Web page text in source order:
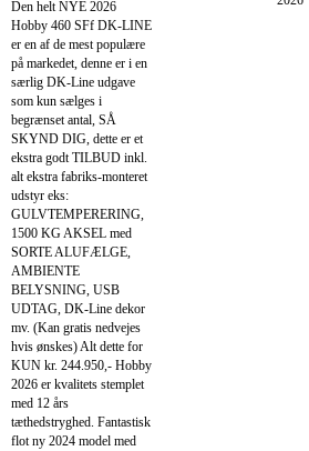
Den helt NYE 2026
Hobby 460 SFf DK-LINE
er en af de mest populære
på markedet, denne er i en
særlig DK-Line udgave
som kun sælges i
begrænset antal, SÅ
SKYND DIG, dette er et
ekstra godt TILBUD inkl.
alt ekstra fabriks-monteret
udstyr eks:
GULVTEMPERERING,
1500 KG AKSEL med
SORTE ALUFÆLGE,
AMBIENTE
BELYSNING, USB
UDTAG, DK-Line dekor
mv. (Kan gratis nedvejes
hvis ønskes) Alt dette for
KUN kr. 244.950,- Hobby
2026 er kvalitets stemplet
med 12 års
tæthedstryghed. Fantastisk
flot ny 2024 model med